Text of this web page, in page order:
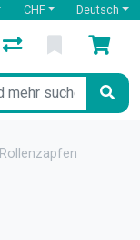
CHF Deutsch
Rollenzapfen